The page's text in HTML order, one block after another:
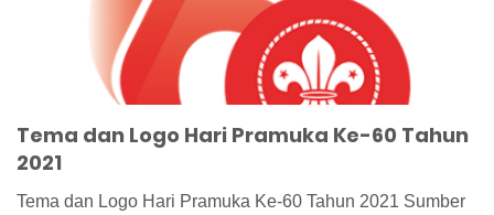
Tema dan Logo Hari Pramuka Tahun 2021
Tema Hari Pramuka Ke-60
Tema dan Logo Hari Pramuka Ke-60 Tahun
2021
Tema dan Logo Hari Pramuka Ke-60 Tahun 2021 Sumber